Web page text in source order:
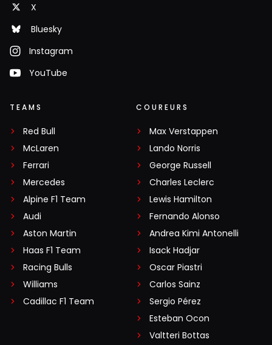
X
Bluesky
Instagram
YouTube
TEAMS
Red Bull
McLaren
Ferrari
Mercedes
Alpine F1 Team
Audi
Aston Martin
Haas F1 Team
Racing Bulls
Williams
Cadillac F1 Team
COUREURS
Max Verstappen
Lando Norris
George Russell
Charles Leclerc
Lewis Hamilton
Fernando Alonso
Andrea Kimi Antonelli
Isack Hadjar
Oscar Piastri
Carlos Sainz
Sergio Pérez
Esteban Ocon
Valtteri Bottas